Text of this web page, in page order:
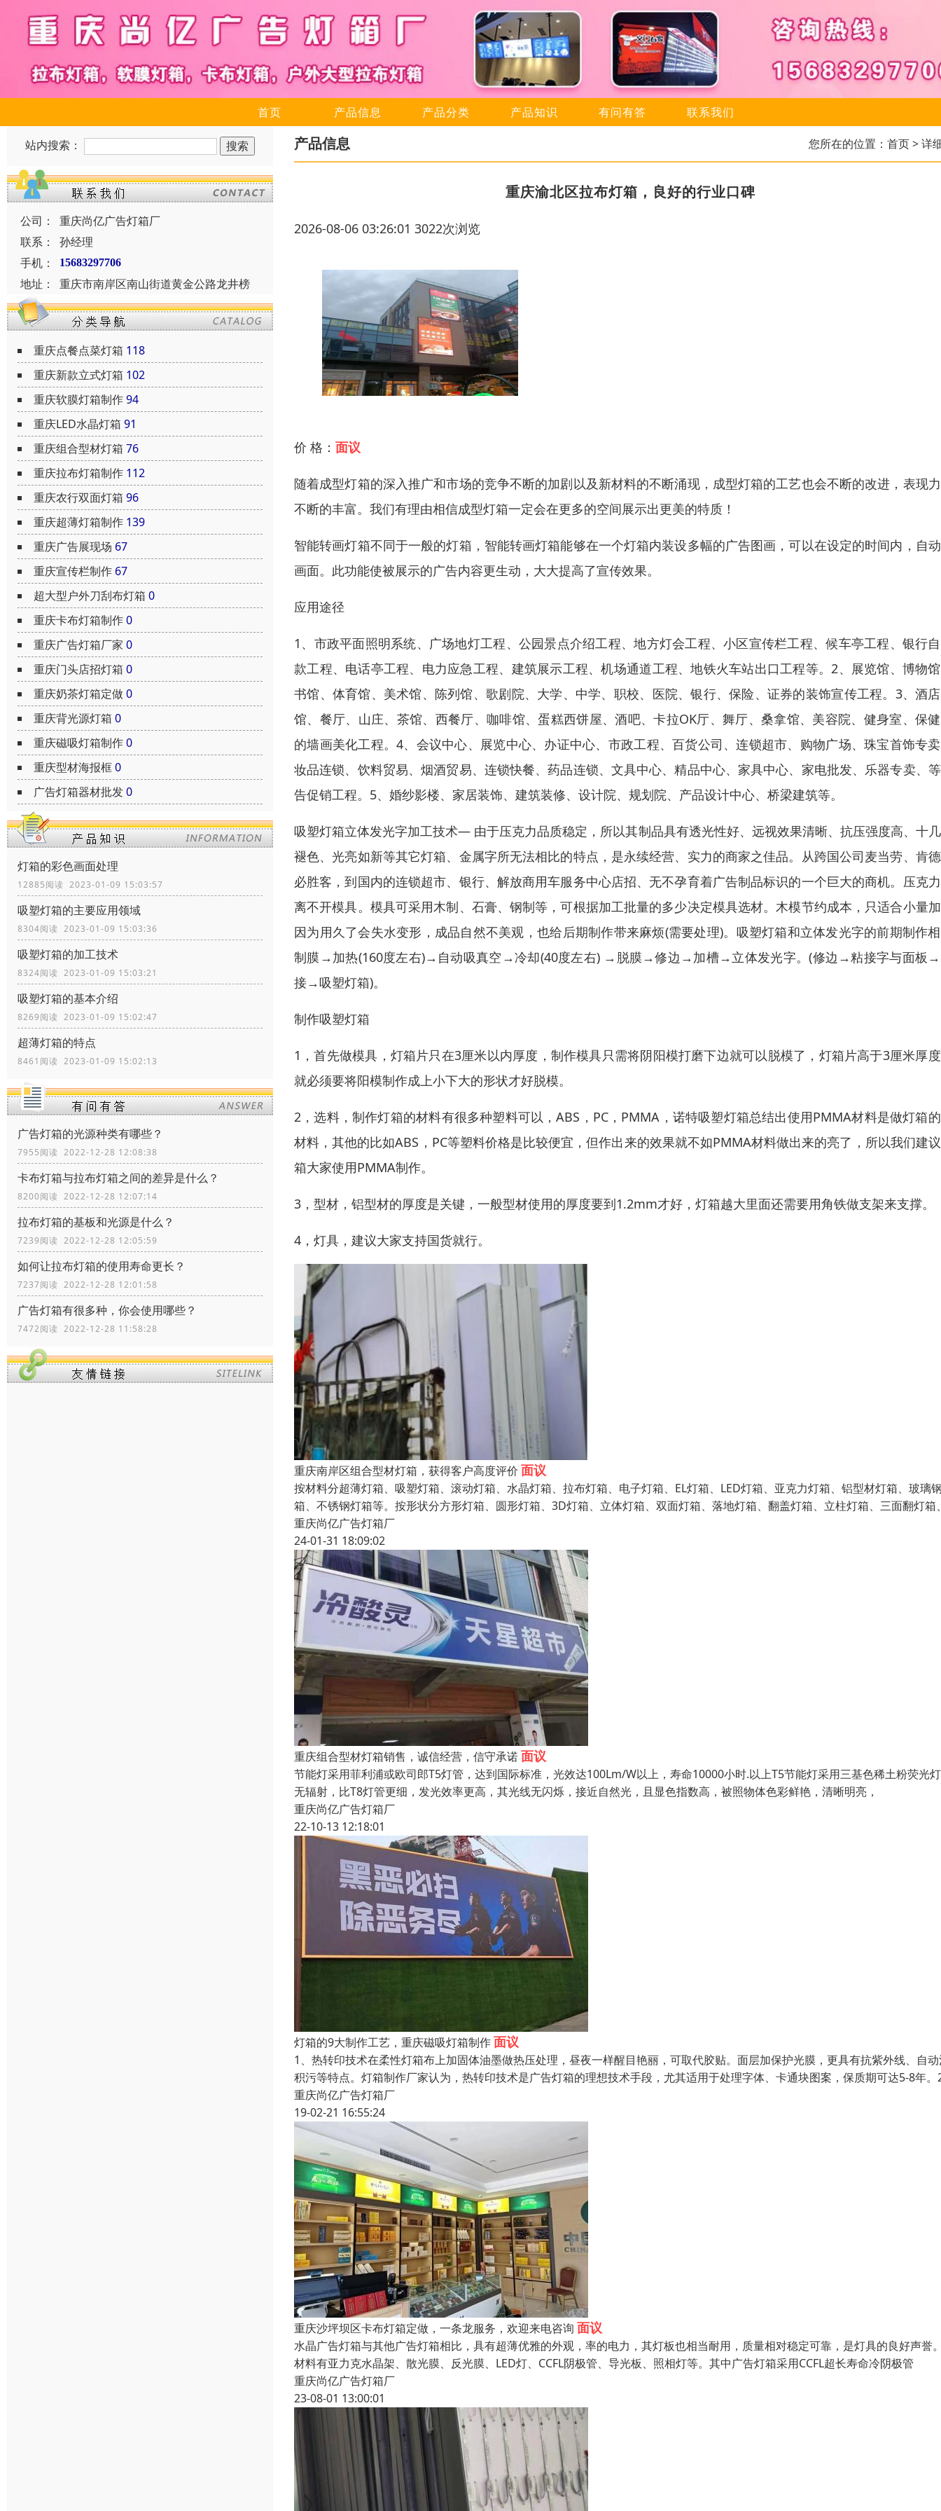
首页 产品信息 产品分类 产品知识 有问有答 联系我们
站内搜索：
公司：
重庆尚亿广告灯箱厂
联系：
孙经理
手机：
15683297706
地址： 重庆市南岸区南山街道黄金公路龙井榜
重庆点餐点菜灯箱 118
重庆新款立式灯箱 102
重庆软膜灯箱制作94
重庆LED水晶灯箱 91
重庆组合型材灯箱 76
重庆拉布灯箱制作 112
重庆农行双面灯箱 96
重庆超薄灯箱制作 139
重庆广告展现场 67
重庆宣传栏制作 67
超大型户外刀刮布灯箱 0
重庆卡布灯箱制作0
重庆广告灯箱厂家 0
重庆门头店招灯箱 0
重庆奶茶灯箱定做0
重庆背光源灯箱 0
重庆磁吸灯箱制作0
重庆型材海报框0
广告灯箱器材批发0
灯箱的彩色画面处理
12885阅读 2023-01-09 15:03:57
吸塑灯箱的主要应用领域
8304阅读 2023-01-09 15:03:36
吸塑灯箱的加工技术
8324阅读 2023-01-09 15:03:21
吸塑灯箱的基本介绍
8269阅读 2023-01-09 15:02:47
超薄灯箱的特点
8461阅读 2023-01-09 15:02:13
广告灯箱的光源种类有哪些？
7955阅读 2022-12-28 12:08:38
卡布灯箱与拉布灯箱之间的差异是什么？
8200阅读 2022-12-28 12:07:14
拉布灯箱的基板和光源是什么？
7239阅读 2022-12-28 12:05:59
如何让拉布灯箱的使用寿命更长？
7237阅读 2022-12-28 12:01:58
广告灯箱有很多种，你会使用哪些？
7472阅读 2022-12-28 11:58:28
产品信息 您所在的位置： 首页> 详
重庆渝北区拉布灯箱，良好的行业口碑
2026-08-06 03:26:01 3022次浏览
价 格： 面议
随着成型灯箱的深入推广和市场的竞争不断的加剧以及新材料的不断涌现，成型灯箱的工艺也会不断的改进，表现
不断的丰富。我们有理由相信成型灯箱一定会在更多的空间展示出更美的特质！
智能转画灯箱不同于一般的灯箱，智能转画灯箱能够在一个灯箱内装设多幅的广告图画，可以在设定的时间内，自
画面。此功能使被展示的广告内容更生动，大大提高了宣传效果。
应用途径
1、市政平面照明系统、广场地灯工程、公园景点介绍工程、地方灯会工程、小区宣传栏工程、候车亭工程、银行
款工程、电话亭工程、电力应急工程、建筑展示工程、机场通道工程、地铁火车站出口工程等。2、展览馆、博物
书馆、体育馆、美术馆、陈列馆、歌剧院、大学、中学、职校、医院、银行、保险、证券的装饰宣传工程。3、酒
馆、餐厅、山庄、茶馆、西餐厅、咖啡馆、蛋糕西饼屋、酒吧、卡拉OK厅、舞厅、桑拿馆、美容院、健身室、保
的墙画美化工程。4、会议中心、展览中心、办证中心、市政工程、百货公司、连锁超市、购物广场、珠宝首饰专
妆品连锁、饮料贸易、烟酒贸易、连锁快餐、药品连锁、文具中心、精品中心、家具中心、家电批发、乐器专卖、
告促销工程。5、婚纱影楼、家居装饰、建筑装修、设计院、规划院、产品设计中心、桥梁建筑等。
吸塑灯箱立体发光字加工技术— 由于压克力品质稳定，所以其制品具有透光性好、远视效果清晰、抗压强度高、十
褪色、光亮如新等其它灯箱、金属字所无法相比的特点，是永续经营、实力的商家之佳品。从跨国公司麦当劳、肯
必胜客，到国内的连锁超市、银行、解放商用车服务中心店招、无不孕育着广告制品标识的一个巨大的商机。压克
离不开模具。模具可采用木制、石膏、钢制等，可根据加工批量的多少决定模具选材。木模节约成本，只适合小量
因为用久了会失水变形，成品自然不美观，也给后期制作带来麻烦(需要处理)。吸塑灯箱和立体发光字的前期制作
制膜→加热(160度左右)→自动吸真空→冷却(40度左右) →脱膜→修边→加槽→立体发光字。(修边→粘接字与面板
接→吸塑灯箱)。
制作吸塑灯箱
1，首先做模具，灯箱片只在3厘米以内厚度，制作模具只需将阴阳模打磨下边就可以脱模了，灯箱片高于3厘米厚
就必须要将阳模制作成上小下大的形状才好脱模。
2，选料，制作灯箱的材料有很多种塑料可以，ABS，PC，PMMA，诺特吸塑灯箱总结出使用PMMA材料是做灯箱
材料，其他的比如ABS，PC等塑料价格是比较便宜，但作出来的效果就不如PMMA材料做出来的亮了，所以我们建
箱大家使用PMMA制作。
3，型材，铝型材的厚度是关键，一般型材使用的厚度要到1.2mm才好，灯箱越大里面还需要用角铁做支架来支撑。
4，灯具，建议大家支持国货就行。
重庆南岸区组合型材灯箱，获得客户高度评价 面议
按材料分超薄灯箱、吸塑灯箱、滚动灯箱、水晶灯箱、拉布灯箱、电子灯箱、EL灯箱、LED灯箱、亚克力灯箱、铝型材灯箱、玻璃
箱、不锈钢灯箱等。按形状分方形灯箱、圆形灯箱、3D灯箱、立体灯箱、双面灯箱、落地灯箱、翻盖灯箱、立柱灯箱、三面翻灯箱
重庆尚亿广告灯箱厂
24-01-31 18:09:02
重庆组合型材灯箱销售，诚信经营，信守承诺面议
节能灯采用菲利浦或欧司郎T5灯管，达到国际标准，光效达100Lm/W以上，寿命10000小时.以上T5节能灯采用三基色稀土粉荧光
无辐射，比T8灯管更细，发光效率更高，其光线无闪烁，接近自然光，且显色指数高，被照物体色彩鲜艳，清晰明亮，
重庆尚亿广告灯箱厂
22-10-13 12:18:01
灯箱的9大制作工艺，重庆磁吸灯箱制作面议
1、热转印技术在柔性灯箱布上加固体油墨做热压处理，昼夜一样醒目艳丽，可取代胶贴。面层加保护光膜，更具有抗紫外线、自
积污等特点。灯箱制作厂家认为，热转印技术是广告灯箱的理想技术手段，尤其适用于处理字体、卡通块图案，保质期可达5-8年。
重庆尚亿广告灯箱厂
19-02-21 16:55:24
重庆沙坪坝区卡布灯箱定做，一条龙服务，欢迎来电咨询 面议
水晶广告灯箱与其他广告灯箱相比，具有超薄优雅的外观，率的电力，其灯板也相当耐用，质量相对稳定可靠，是灯具的良好声誉
材料有亚力克水晶架、散光膜、反光膜、LED灯、CCFL阴极管、导光板、照相灯等。其中广告灯箱采用CCFL超长寿命冷阴极管
重庆尚亿广告灯箱厂
23-08-01 13:00:01